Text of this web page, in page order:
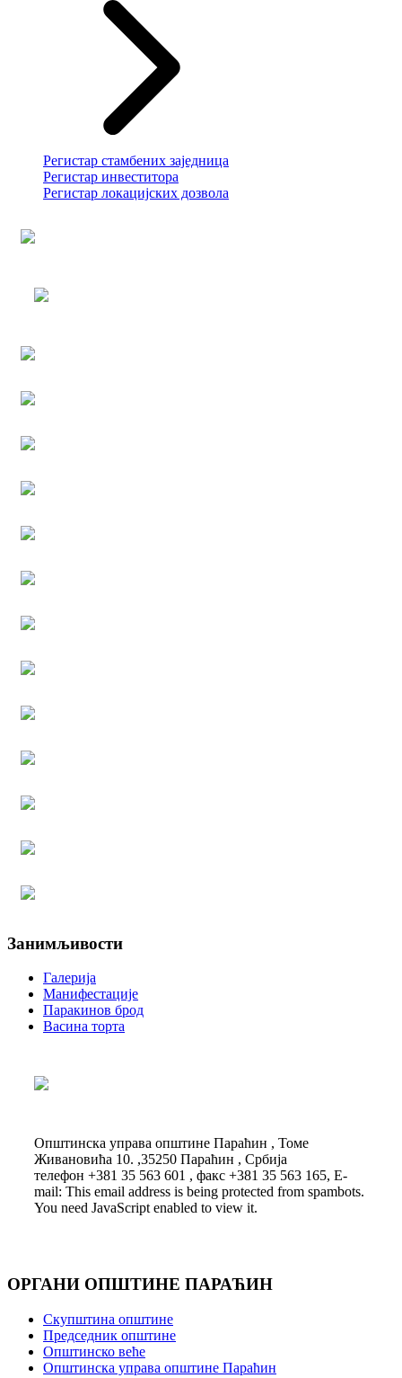
Регистар стамбених заједница
Регистар инвеститора
Регистар локацијских дозвола
Занимљивости
Галерија
Манифестације
Паракинов брод
Васина торта
Општинска управа општине Параћин , Томе
Живановића 10. ,35250 Параћин , Србија
телефон +381 35 563 601 , факс +381 35 563 165, E-
mail: This email address is being protected from spambots.
You need JavaScript enabled to view it.
ОРГАНИ ОПШТИНЕ ПАРАЋИН
Скупштина општине
Председник општине
Општинско веће
Општинска управа општине Параћин